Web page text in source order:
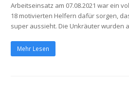
Arbeitseinsatz am 07.08.2021 war ein
18 motivierten Helfern dafür sorgen,
super aussieht. Die Unkräuter wurden
Mehr Lesen